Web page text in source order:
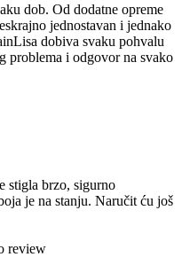
dob. Od dodatne opreme
jednostavan i jednako
dobiva svaku pohvalu
problema i odgovor na svako
stigla brzo, sigurno
je na stanju. Naručit ću još